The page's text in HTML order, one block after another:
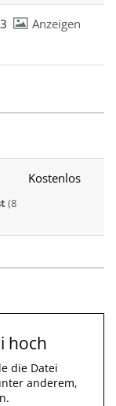
Anzeigen
(8
Kostenlos
hoch
die Datei
anderem,